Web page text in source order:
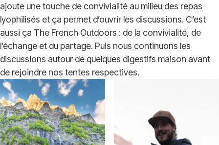
ajoute une touche de convivialité au milieu des repas
lyophilisés et ça permet d’ouvrir les discussions. C’est
aussi ça The French Outdoors : de la convivialité, de
l’échange et du partage. Puis nous continuons les
discussions autour de quelques digestifs maison avant
de rejoindre nos tentes respectives.